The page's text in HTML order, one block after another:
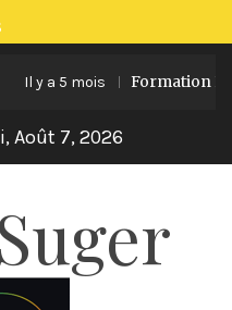
Il y a 5 mois Formation
Août 7, 2026